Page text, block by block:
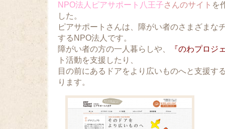
NPO法人ピアサポート八王子さんのサイト を
した。
ピアサポートさんは、障がい者のさまざまな
するNPO法人です。
障がい者の方の一人暮らしや、
『のわプロジ
ト活動を支援したり、
目の前にあるドアをより広いものへと支援す
ります。